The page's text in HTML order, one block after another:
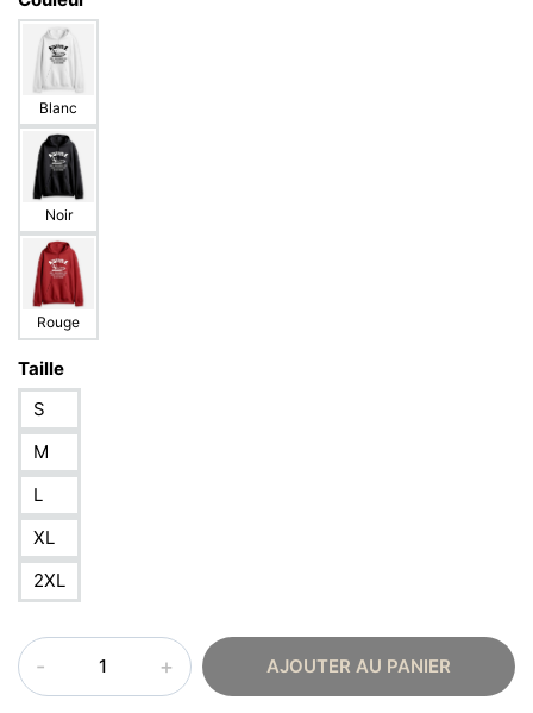
Blanc
Noir
Rouge
Taille
S
M
L
XL
2XL
quantité
de
AJOUTER AU PANIER